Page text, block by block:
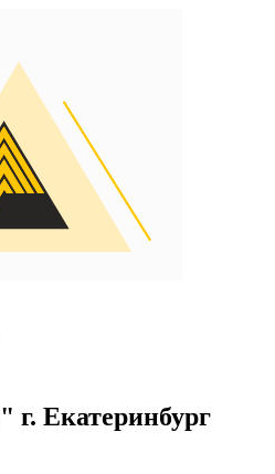
Екатеринбург